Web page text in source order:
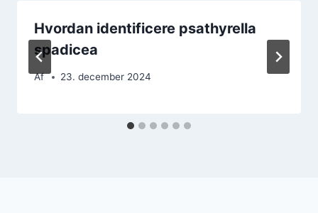
Hvordan identificere psathyrella
spadicea
Af 23. december 2024